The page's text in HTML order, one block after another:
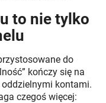
to nie tylko
do
kończy się na
kontami.
czegoś więcej: